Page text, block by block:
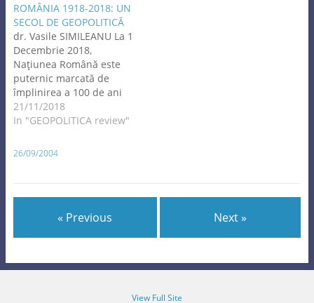
ROMÂNIA 1918-2018: UN
SECOL DE GEOPOLITICĂ
dr. Vasile SIMILEANU La 1
Decembrie 2018,
Naţiunea Română este
puternic marcată de
împlinirea a 100 de ani
de la încheierea Marelui
Război (Primul Război
de la apariţia pe harta
21/11/2018
In "GEOPOLITICA review"
26/09/2004
« Previous Next »
View Full Site